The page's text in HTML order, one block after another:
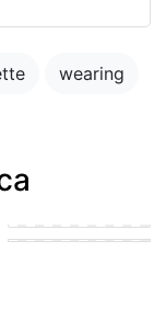
wearing
Puppy fucking a girl